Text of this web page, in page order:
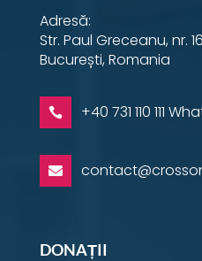
Adresă:
Str. Paul Greceanu, nr.
București, Romania
 +40 731 110 111

DONAȚII